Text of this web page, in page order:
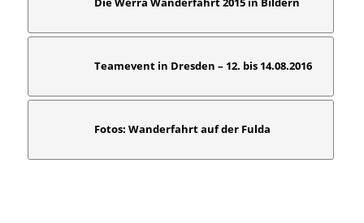
Teamevent in Dresden – 12. bis 14.08.2016
Fotos: Wanderfahrt auf der Fulda